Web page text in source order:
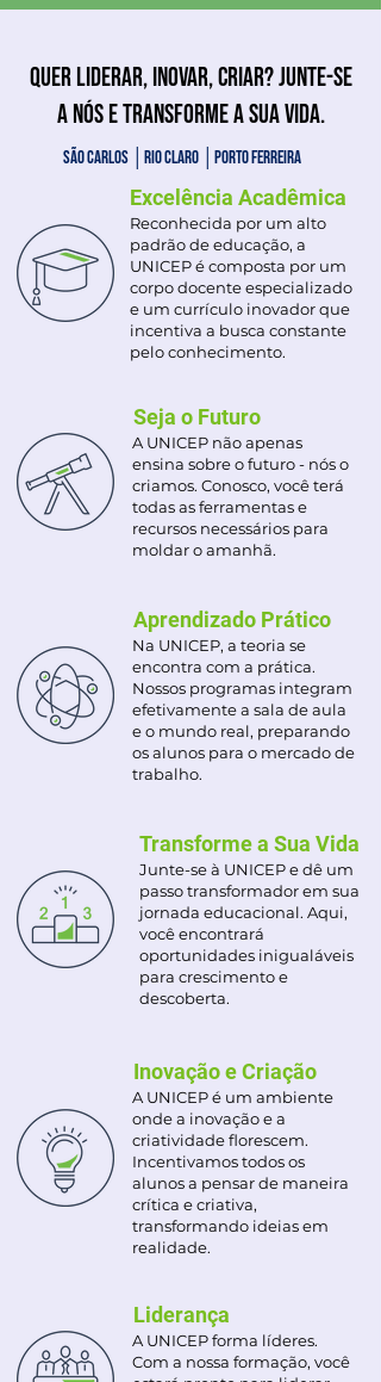
Quer liderar, inovar, criar? Junte-se
a nós e transforme a sua vida.
São carlos │Rio claro │porto ferreira
Excelência Acadêmica
Reconhecida por um alto
padrão de educação, a
UNICEP é composta por um
corpo docente especializado
e um currículo inovador que
incentiva a busca constante
pelo conhecimento.
Seja o Futuro
A UNICEP não apenas
ensina sobre o futuro - nós o
criamos. Conosco, você terá
todas as ferramentas e
recursos necessários para
moldar o amanhã.
Aprendizado Prático
Na UNICEP, a teoria se
encontra com a prática.
Nossos programas integram
efetivamente a sala de aula
e o mundo real, preparando
os alunos para o mercado de
trabalho.
Transforme a Sua Vida
Junte-se à UNICEP e dê um
passo transformador em sua
jornada educacional. Aqui,
você encontrará
oportunidades inigualáveis
para crescimento e
descoberta.
Inovação e Criação
A UNICEP é um ambiente
onde a inovação e a
criatividade florescem.
Incentivamos todos os
alunos a pensar de maneira
crítica e criativa,
transformando ideias em
realidade.
Liderança
A UNICEP forma líderes.
Com a nossa formação, você